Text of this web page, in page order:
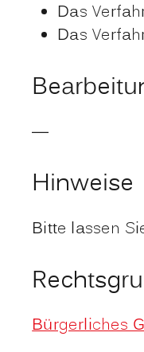
Das
Das
—
Hinweise
Bitte lassen
Bürgerliches